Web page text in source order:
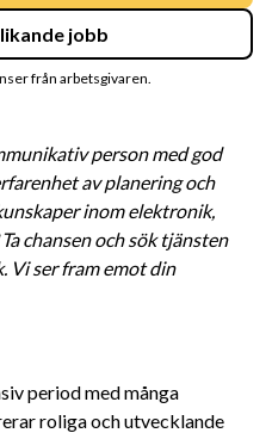
person med god
av planering och
inom elektronik,
chansen och sök tjänsten
Vi ser fram emot din
period med många
roliga och utvecklande
jobb
från arbetsgivaren.